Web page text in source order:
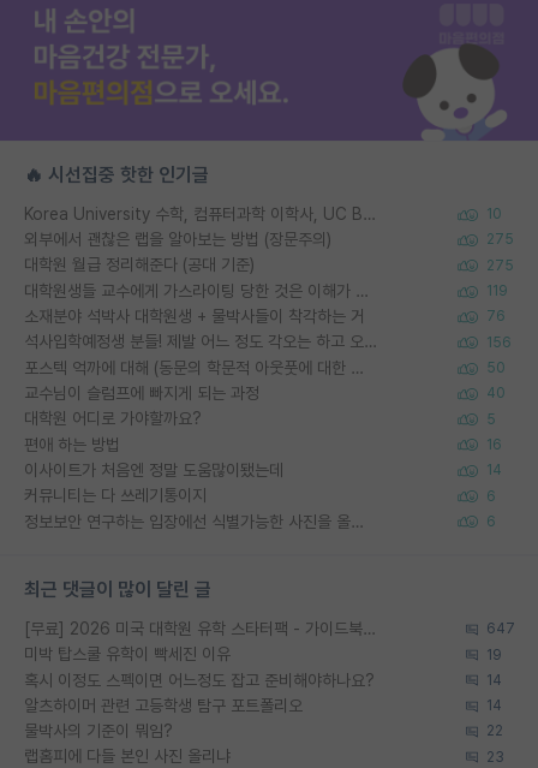
🔥 시선집중 핫한 인기글
Korea University 수학, 컴퓨터과학 이학사, UC Berkeley 산업공학 대학원 공학박사가 되는 것은 쉽지 않겠죠? 10
외부에서 괜찮은 랩을 알아보는 방법 (장문주의) 275
대학원 월급 정리해준다 (공대 기준) 275
대학원생들 교수에게 가스라이팅 당한 것은 이해가 갑니다. 안타깝네요. 119
소재분야 석박사 대학원생 + 물박사들이 착각하는 거 76
석사입학예정생 분들! 제발 어느 정도 각오는 하고 오세요. 156
포스텍 억까에 대해 (동문의 학문적 아웃풋에 대한 반박) 50
교수님이 슬럼프에 빠지게 되는 과정 40
대학원 어디로 가야할까요? 5
편애 하는 방법 16
이사이트가 처음엔 정말 도움많이됐는데 14
커뮤니티는 다 쓰레기통이지 6
정보보안 연구하는 입장에선 식별가능한 사진을 올리는건 비추이긴함 6
최근 댓글이 많이 달린 글
[무료] 2026 미국 대학원 유학 스타터팩 - 가이드북 & 합격자 컨택메일 템플릿 647
미박 탑스쿨 유학이 빡세진 이유 19
혹시 이정도 스펙이면 어느정도 잡고 준비해야하나요? 14
알츠하이머 관련 고등학생 탐구 포트폴리오 14
물박사의 기준이 뭐임? 22
랩홈피에 다들 본인 사진 올리냐 23